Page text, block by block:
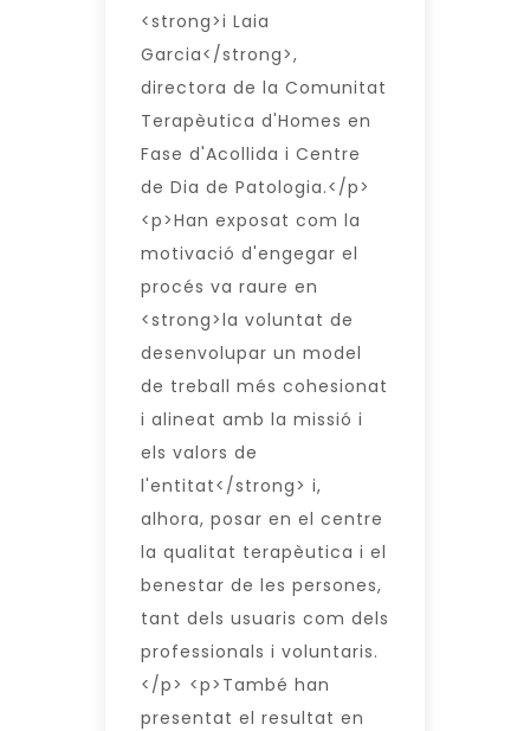
<strong>i Laia
Garcia</strong>,
directora de la Comunitat
Terapèutica d'Homes en
Fase d'Acollida i Centre
de Dia de Patologia.</p>
<p>Han exposat com la
motivació d'engegar el
procés va raure en
<strong>la voluntat de
desenvolupar un model
de treball més cohesionat
i alineat amb la missió i
els valors de
l'entitat</strong> i,
alhora, posar en el centre
la qualitat terapèutica i el
benestar de les persones,
tant dels usuaris com dels
professionals i voluntaris.
</p> <p>També han
presentat el resultat en